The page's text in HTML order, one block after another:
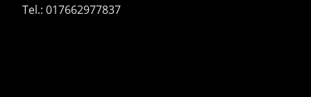
Tel.: 017662977837